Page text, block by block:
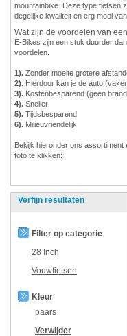
mountainbike. Deze type fietsen
degelijke kwaliteit en erg mooi van
Wat zijn de voordelen van
E-Bikes zijn een stuk duurder
voordelen.
1). Zonder moeite grotere
2). Hierdoor kan je de auto
3). Kostenbesparend (geen
4). Sneller
5). Tijdsbesparend
6). Milieuvriendelijk
Bekijk hieronder ons
foto te klikken:
Verfijn resultaten
Filter op categorie
28 Inch
Vouwfietsen
Kleur
paars
Verwijder